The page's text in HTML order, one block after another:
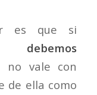
es que si
debemos
no vale con
de ella como